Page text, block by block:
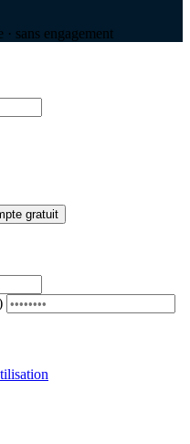
· sans engagement
gratuit